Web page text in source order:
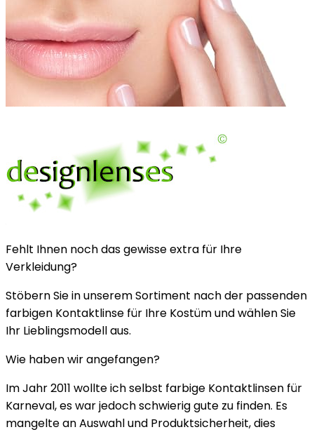
Fehlt Ihnen noch das gewisse extra für Ihre
Verkleidung?
Stöbern Sie in unserem Sortiment nach der passenden
farbigen Kontaktlinse für Ihre Kostüm und wählen Sie
Ihr Lieblingsmodell aus.
Wie haben wir angefangen?
Im Jahr 2011 wollte ich selbst farbige Kontaktlinsen für
Karneval, es war jedoch schwierig gute zu finden. Es
mangelte an Auswahl und Produktsicherheit, dies